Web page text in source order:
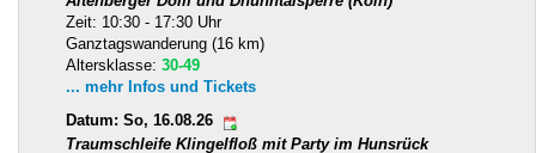
Zeit: 10:30 - 17:30 Uhr
Ganztagswanderung (16 km)
Altersklasse: 30-49
... mehr Infos und Tickets
Datum: So, 16.08.26
Traumschleife Klingelfloß mit Party im Hunsrück